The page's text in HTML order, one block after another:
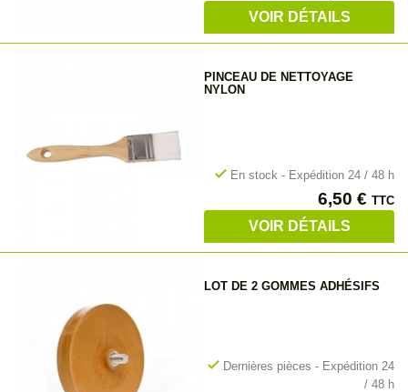
VOIR DÉTAILS
PINCEAU DE NETTOYAGE
NYLON
check En stock - Expédition 24 / 48 h
Prix
6,50 € TTC
VOIR DÉTAILS
LOT DE 2 GOMMES ADHÉSIFS
check Dernières pièces - Expédition 24
/ 48 h